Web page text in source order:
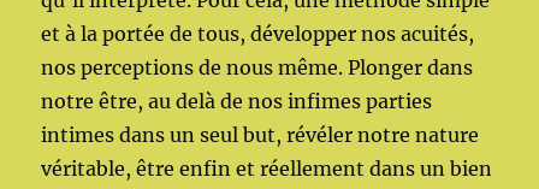
et à la portée de tous, développer nos acuités,
nos perceptions de nous même. Plonger dans
notre être, au delà de nos infimes parties
intimes dans un seul but, révéler notre nature
véritable, être enfin et réellement dans un bien